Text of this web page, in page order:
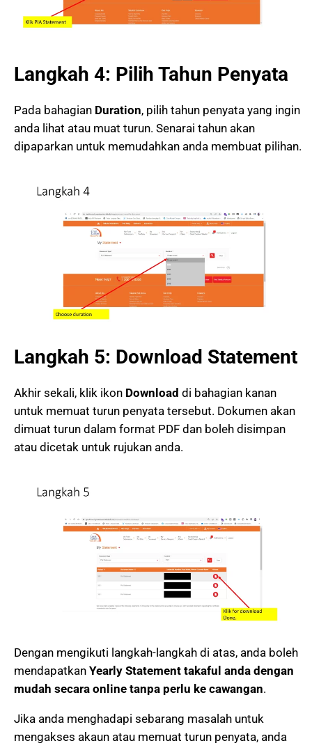
Langkah 4: Pilih Tahun Penyata
Pada bahagian Duration, pilih tahun penyata yang ingin
anda lihat atau muat turun. Senarai tahun akan
dipaparkan untuk memudahkan anda membuat pilihan.
Langkah 5: Download Statement
Akhir sekali, klik ikon Download di bahagian kanan
untuk memuat turun penyata tersebut. Dokumen akan
dimuat turun dalam format PDF dan boleh disimpan
atau dicetak untuk rujukan anda.
Dengan mengikuti langkah-langkah di atas, anda boleh
mendapatkan Yearly Statement takaful anda dengan
mudah secara online tanpa perlu ke cawangan.
Jika anda menghadapi sebarang masalah untuk
mengakses akaun atau memuat turun penyata, anda